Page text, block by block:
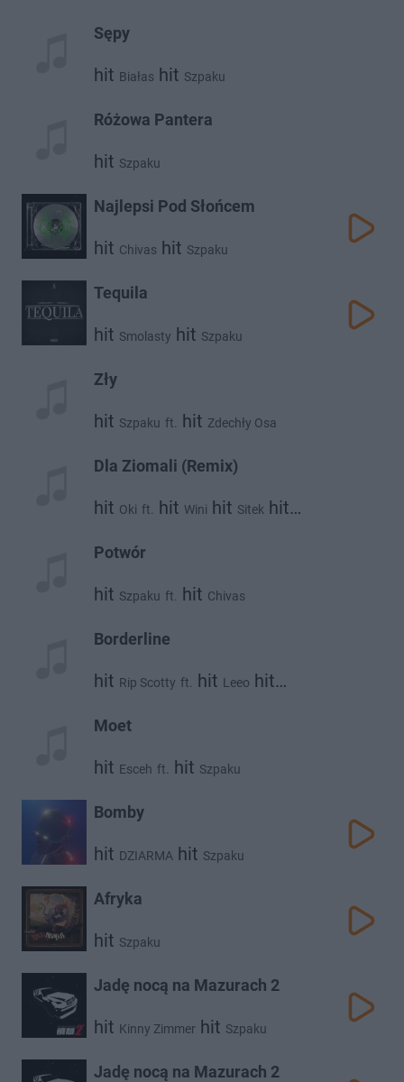
Sępy
hit Białas hit Szpaku
Różowa Pantera
hit Szpaku
Najlepsi Pod Słońcem
hit Chivas hit Szpaku
Tequila
hit Smolasty hit Szpaku
Zły
hit Szpaku ft. hit Zdechły Osa
Dla Ziomali (Remix)
hit Oki ft. hit Wini hit Sitek hit
Potwór
hit Szpaku ft. hit Chivas
Borderline
hit Rip Scotty ft. hit Leeo hit
Moet
hit Esceh ft. hit Szpaku
Bomby
hit DZIARMA hit Szpaku
Afryka
hit Szpaku
Jadę nocą na Mazurach 2
hit Kinny Zimmer hit Szpaku
Jadę nocą na Mazurach 2